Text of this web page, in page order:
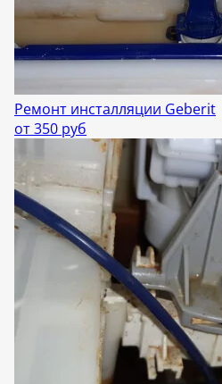
Ремонт инсталляции Geberit
от 350 руб